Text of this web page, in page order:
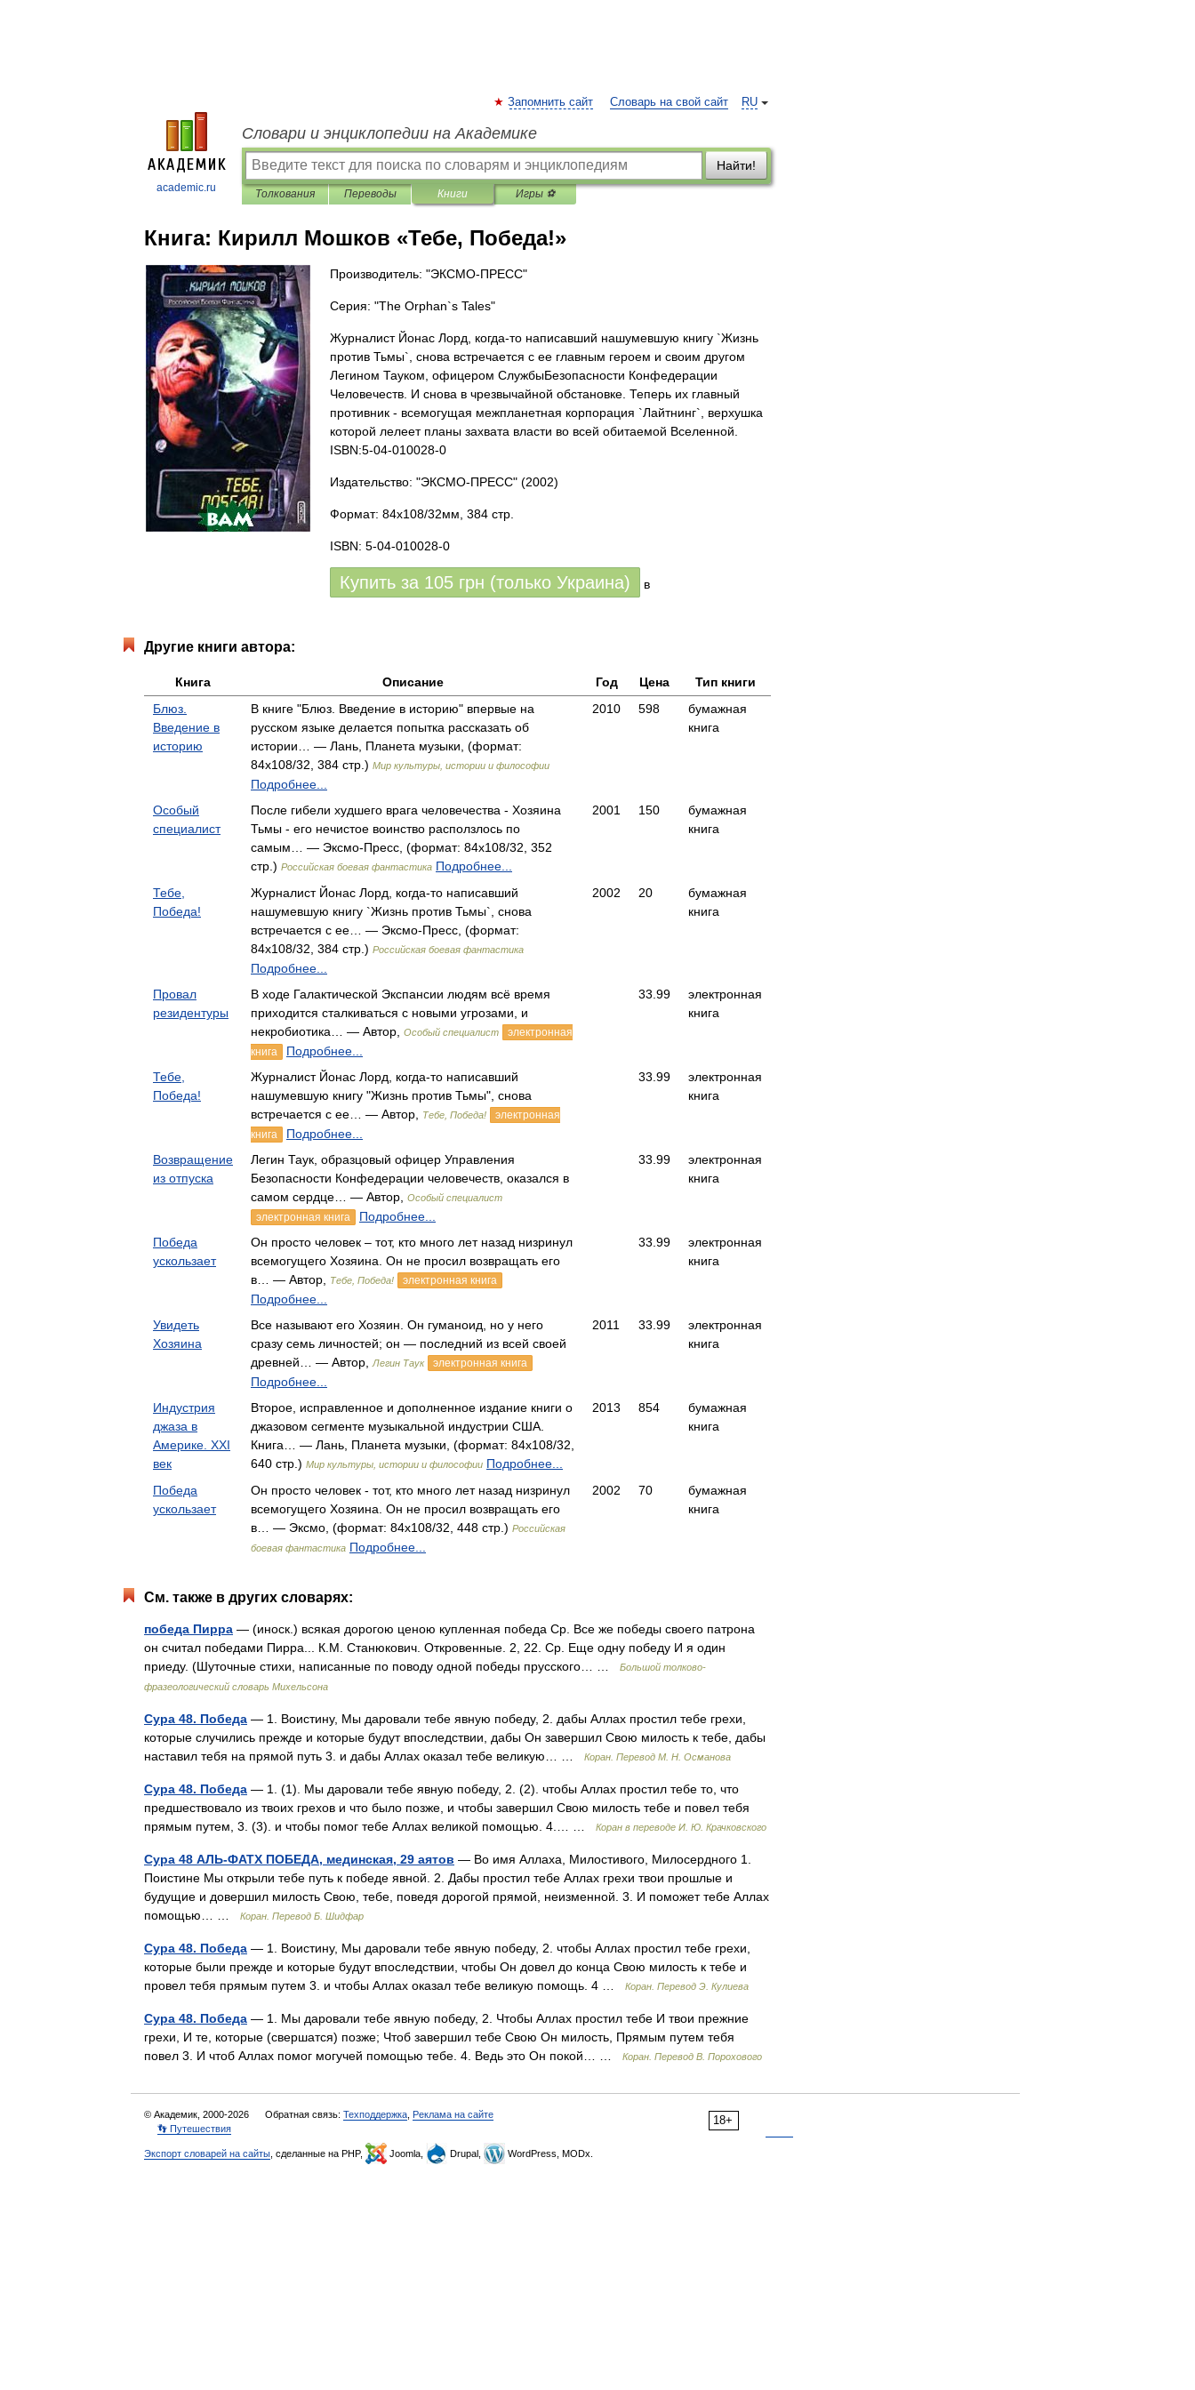
academic.ru
RU
Запомнить сайт Словарь на свой сайт
Словари и энциклопедии на Академике
Найти!
Толкования Переводы Книги Игры ⚽
Книга: Кирилл Мошков «Тебе, Победа!»
Производитель: "ЭКСМО-ПРЕСС"
Серия: "The Orphan`s Tales"
Журналист Йонас Лорд, когда-то написавший нашумевшую книгу `Жизнь
против Тьмы`, снова встречается с ее главным героем и своим другом
Легином Тауком, офицером СлужбыБезопасности Конфедерации
Человечеств. И снова в чрезвычайной обстановке. Теперь их главный
противник - всемогущая межпланетная корпорация `Лайтнинг`, верхушка
которой лелеет планы захвата власти во всей обитаемой Вселенной.
ISBN:5-04-010028-0
Издательство: "ЭКСМО-ПРЕСС" (2002)
Формат: 84x108/32мм, 384 стр.
ISBN: 5-04-010028-0
Купить за 105 грн (только Украина) в
Другие книги автора:
Книга Описание Год Цена
Тип книги
Блюз.
Введение в
историю
В книге "Блюз. Введение в историю" впервые на
русском языке делается попытка рассказать об
истории… — Лань, Планета музыки, (формат:
84x108/32, 384 стр.) Мир культуры, истории и философии
Подробнее...
2010 598
бумажная
книга
Особый
специалист
После гибели худшего врага человечества - Хозяина
Тьмы - его нечистое воинство расползлось по
самым… — Эксмо-Пресс, (формат: 84x108/32, 352
стр.) Российская боевая фантастика Подробнее...
2001 150
бумажная
книга
Тебе,
Победа!
Журналист Йонас Лорд, когда-то написавший
нашумевшую книгу `Жизнь против Тьмы`, снова
встречается с ее… — Эксмо-Пресс, (формат:
84x108/32, 384 стр.) Российская боевая фантастика
Подробнее...
2002 20
бумажная
книга
Провал
резидентуры
В ходе Галактической Экспансии людям всё время
приходится сталкиваться с новыми угрозами, и
некробиотика… — Автор,
Особый специалист
электронная
книга
Подробнее...
33.99
электронная
книга
Тебе,
Победа!
Журналист Йонас Лорд, когда-то написавший
нашумевшую книгу "Жизнь против Тьмы", снова
встречается с ее… — Автор,
Тебе, Победа!
электронная
книга
Подробнее...
33.99
электронная
книга
Возвращение
из отпуска
Легин Таук, образцовый офицер Управления
Безопасности Конфедерации человечеств, оказался в
самом сердце… — Автор,
Особый специалист
электронная книга Подробнее...
33.99
электронная
книга
Победа
ускользает
Он просто человек – тот, кто много лет назад низринул
всемогущего Хозяина. Он не просил возвращать его
в… — Автор,
Тебе, Победа! электронная книга
Подробнее...
33.99
электронная
книга
Увидеть
Хозяина
Все называют его Хозяин. Он гуманоид, но у него
сразу семь личностей; он — последний из всей своей
древней… — Автор,
Легин Таук электронная книга
Подробнее...
2011 33.99
электронная
книга
Индустрия
джаза в
Америке. XXI
век
Второе, исправленное и дополненное издание книги о
джазовом сегменте музыкальной индустрии США.
Книга… — Лань, Планета музыки, (формат: 84x108/32,
640 стр.) Мир культуры, истории и философии Подробнее...
2013 854
бумажная
книга
Победа
ускользает
Он просто человек - тот, кто много лет назад низринул
всемогущего Хозяина. Он не просил возвращать его
в… — Эксмо, (формат: 84x108/32, 448 стр.) Российская
боевая фантастика Подробнее...
2002 70
бумажная
книга
См. также в других словарях:
победа Пирра — (иноск.) всякая дорогою ценою купленная победа Ср. Все же победы своего патрона
он считал победами Пирра... К.М. Станюкович. Откровенные. 2, 22. Ср. Еще одну победу И я один
приеду. (Шуточные стихи, написанные по поводу одной победы прусского… …
Большой толково-
фразеологический словарь Михельсона
Сура 48. Победа — 1. Воистину, Мы даровали тебе явную победу, 2. дабы Аллах простил тебе грехи,
которые случились прежде и которые будут впоследствии, дабы Он завершил Свою милость к тебе, дабы
наставил тебя на прямой путь 3. и дабы Аллах оказал тебе великую… …
Коран. Перевод М. Н. Османова
Сура 48. Победа — 1. (1). Мы даровали тебе явную победу, 2. (2). чтобы Аллах простил тебе то, что
предшествовало из твоих грехов и что было позже, и чтобы завершил Свою милость тебе и повел тебя
прямым путем, 3. (3). и чтобы помог тебе Аллах великой помощью. 4.… …
Коран в переводе И. Ю. Крачковского
Сура 48 АЛЬ-ФАТХ ПОБЕДА, мединская, 29 аятов — Во имя Аллаха, Милостивого, Милосердного 1.
Поистине Мы открыли тебе путь к победе явной. 2. Дабы простил тебе Аллах грехи твои прошлые и
будущие и довершил милость Свою, тебе, поведя дорогой прямой, неизменной. 3. И поможет тебе Аллах
помощью… …
Коран. Перевод Б. Шидфар
Сура 48. Победа — 1. Воистину, Мы даровали тебе явную победу, 2. чтобы Аллах простил тебе грехи,
которые были прежде и которые будут впоследствии, чтобы Он довел до конца Свою милость к тебе и
провел тебя прямым путем 3. и чтобы Аллах оказал тебе великую помощь. 4 …
Коран. Перевод Э. Кулиева
Сура 48. Победа — 1. Мы даровали тебе явную победу, 2. Чтобы Аллах простил тебе И твои прежние
грехи, И те, которые (свершатся) позже; Чтоб завершил тебе Свою Он милость, Прямым путем тебя
повел 3. И чтоб Аллах помог могучей помощью тебе. 4. Ведь это Он покой… …
Коран. Перевод В. Порохового
18+
© Академик, 2000-2026 Обратная связь: Техподдержка Реклама на сайте
👣 Путешествия
Экспорт словарей на сайты , сделанные на PHP, Joomla, Drupal, WordPress, MODx.